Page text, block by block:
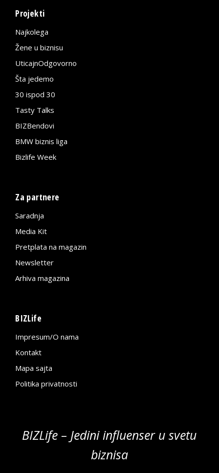
Projekti
Najkolega
Žene u biznisu
UticajnOdgovorno
Šta jedemo
30 ispod 30
Tasty Talks
BIZBendovi
BMW biznis liga
Bizlife Week
Za partnere
Saradnja
Media Kit
Pretplata na magazin
Newsletter
Arhiva magazina
BIZLife
Impresum/O nama
Kontakt
Mapa sajta
Politika privatnosti
BIZLife – Jedini influenser u svetu
biznisa